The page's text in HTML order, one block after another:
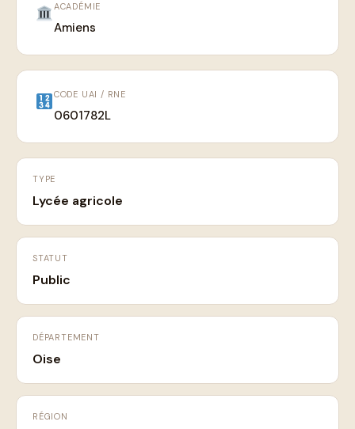
ACADÉMIE
Amiens
CODE UAI / RNE
0601782L
TYPE
Lycée agricole
STATUT
Public
DÉPARTEMENT
Oise
RÉGION